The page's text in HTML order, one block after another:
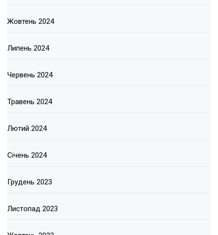
Жовтень 2024
Липень 2024
Червень 2024
Травень 2024
Лютий 2024
Січень 2024
Грудень 2023
Листопад 2023